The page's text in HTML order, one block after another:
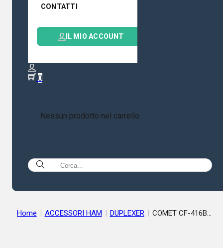
CONTATTI
IL MIO ACCOUNT
0
Nessun prodotto nel carrello.
Home | ACCESSORI HAM | DUPLEXER | COMET CF-416B